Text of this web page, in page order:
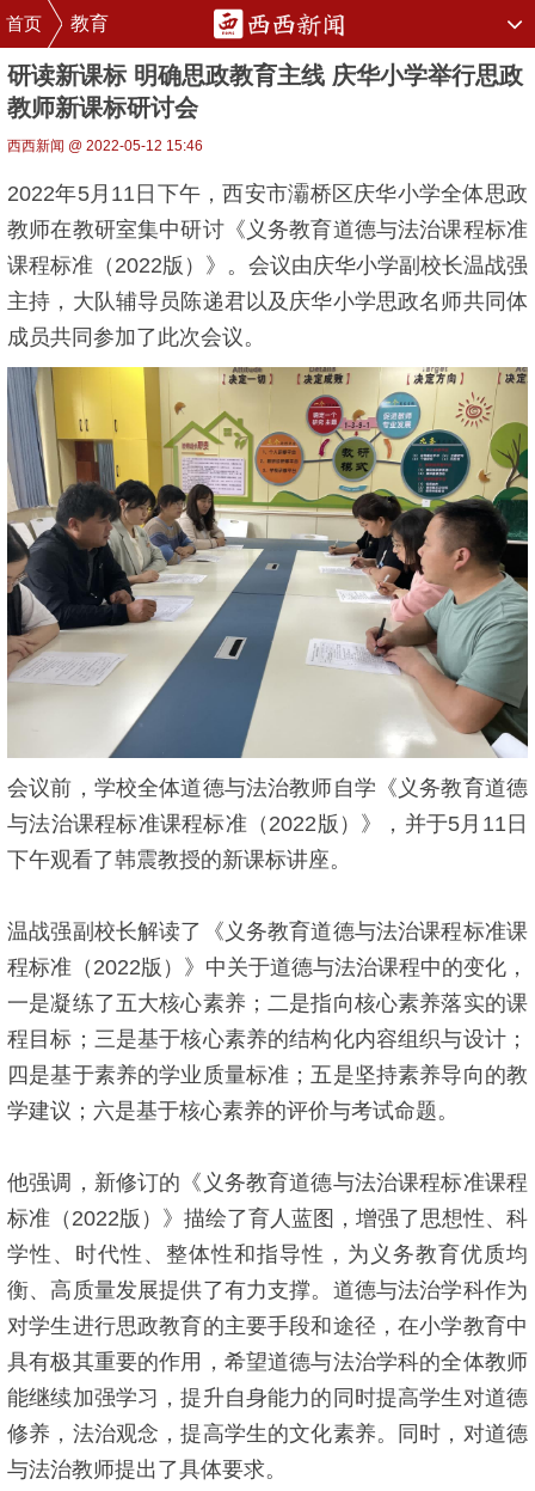
首页 教育
研读新课标 明确思政教育主线 庆华小学举行思政
教师新课标研讨会
西西新闻 @ 2022-05-12 15:46
2022年5月11日下午，西安市灞桥区庆华小学全体思政
教师在教研室集中研讨《义务教育道德与法治课程标准
课程标准（2022版）》。会议由庆华小学副校长温战强
主持，大队辅导员陈递君以及庆华小学思政名师共同体
成员共同参加了此次会议。
会议前，学校全体道德与法治教师自学《义务教育道德
与法治课程标准课程标准（2022版）》，并于5月11日
下午观看了韩震教授的新课标讲座。
温战强副校长解读了《义务教育道德与法治课程标准课
程标准（2022版）》中关于道德与法治课程中的变化，
一是凝练了五大核心素养；二是指向核心素养落实的课
程目标；三是基于核心素养的结构化内容组织与设计；
四是基于素养的学业质量标准；五是坚持素养导向的教
学建议；六是基于核心素养的评价与考试命题。
他强调，新修订的《义务教育道德与法治课程标准课程
标准（2022版）》描绘了育人蓝图，增强了思想性、科
学性、时代性、整体性和指导性，为义务教育优质均
衡、高质量发展提供了有力支撑。道德与法治学科作为
对学生进行思政教育的主要手段和途径，在小学教育中
具有极其重要的作用，希望道德与法治学科的全体教师
能继续加强学习，提升自身能力的同时提高学生对道德
修养，法治观念，提高学生的文化素养。同时，对道德
与法治教师提出了具体要求。